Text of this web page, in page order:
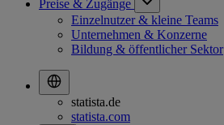
Preise & Zugänge
Einzelnutzer & kleine Teams
Unternehmen & Konzerne
Bildung & öffentlicher Sektor
statista.de
statista.com